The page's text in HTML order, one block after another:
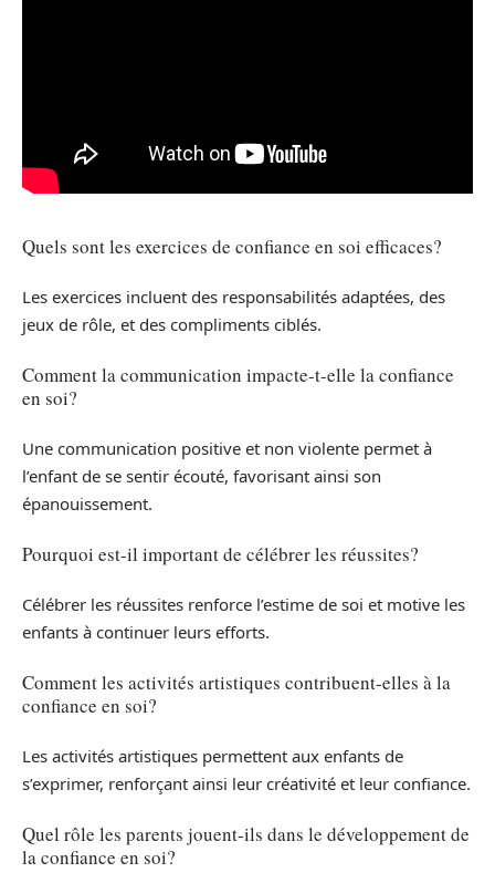
Quels sont les exercices de confiance en soi efficaces?
Les exercices incluent des responsabilités adaptées, des
jeux de rôle, et des compliments ciblés.
Comment la communication impacte-t-elle la confiance
en soi?
Une communication positive et non violente permet à
l’enfant de se sentir écouté, favorisant ainsi son
épanouissement.
Pourquoi est-il important de célébrer les réussites?
Célébrer les réussites renforce l’estime de soi et motive les
enfants à continuer leurs efforts.
Comment les activités artistiques contribuent-elles à la
confiance en soi?
Les activités artistiques permettent aux enfants de
s’exprimer, renforçant ainsi leur créativité et leur confiance.
Quel rôle les parents jouent-ils dans le développement de
la confiance en soi?